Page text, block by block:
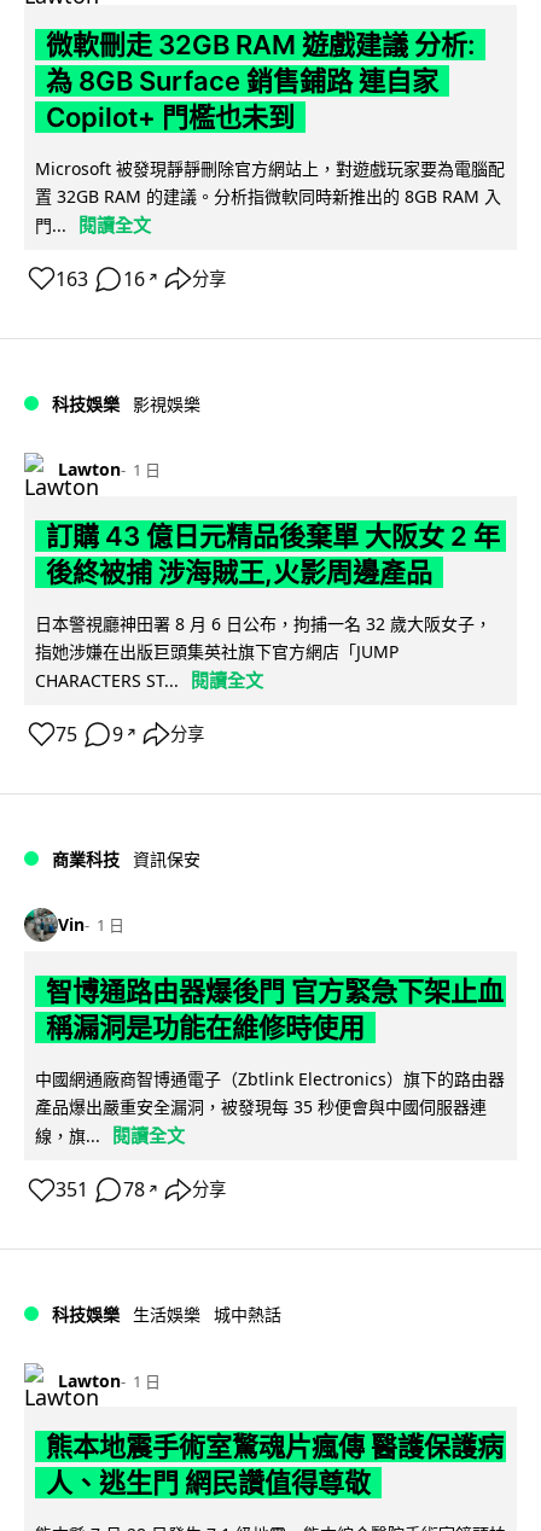
微軟刪走 32GB RAM 遊戲建議 分析:
為 8GB Surface 銷售鋪路 連自家
Copilot+ 門檻也未到
Microsoft 被發現靜靜刪除官方網站上，對遊戲玩家要為電腦配
置 32GB RAM 的建議。分析指微軟同時新推出的 8GB RAM 入
門...
閱讀全文
163 16 ↗ 分享
科技娛樂 影視娛樂
Lawton 1 日
訂購 43 億日元精品後棄單 大阪女 2 年
後終被捕 涉海賊王,火影周邊產品
日本警視廳神田署 8 月 6 日公布，拘捕一名 32 歲大阪女子，
指她涉嫌在出版巨頭集英社旗下官方網店「JUMP
CHARACTERS ST...
閱讀全文
75 9 ↗ 分享
商業科技 資訊保安
Vin 1 日
智博通路由器爆後門 官方緊急下架止血
稱漏洞是功能在維修時使用
中國網通廠商智博通電子（Zbtlink Electronics）旗下的路由器
產品爆出嚴重安全漏洞，被發現每 35 秒便會與中國伺服器連
線，旗...
閱讀全文
351 78 ↗ 分享
科技娛樂 生活娛樂 城中熱話
Lawton 1 日
熊本地震手術室驚魂片瘋傳 醫護保護病
人、逃生門 網民讚值得尊敬